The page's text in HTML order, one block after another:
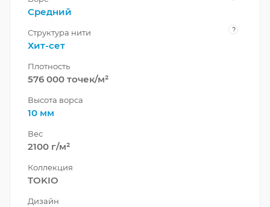
Средний
Структура нити ?
Хит-сет
Плотность
576 000 точек/м²
Высота ворса
10 мм
Вес
2100 г/м²
Коллекция
TOKIO
Дизайн